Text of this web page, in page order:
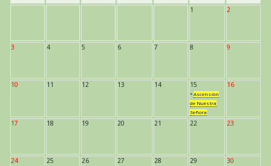
1 2
3 4 5 6 7 8 9
10 11 12 13 14 15
* Ascensión
de Nuestra
Señora
16
17 18 19 20 21 22 23
24 25 26 27 28 29 30